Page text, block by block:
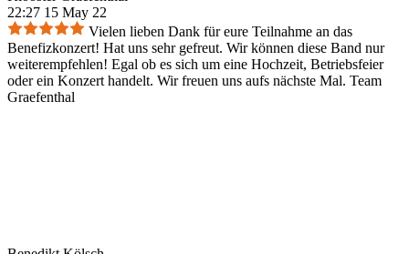
22:27 15 May 22
Vielen lieben Dank für eure Teilnahme an das
Benefizkonzert! Hat uns sehr gefreut. Wir können diese Band nur
weiterempfehlen! Egal ob es sich um eine Hochzeit, Betriebsfeier
oder ein Konzert handelt. Wir freuen uns aufs nächste Mal. Team
Graefenthal